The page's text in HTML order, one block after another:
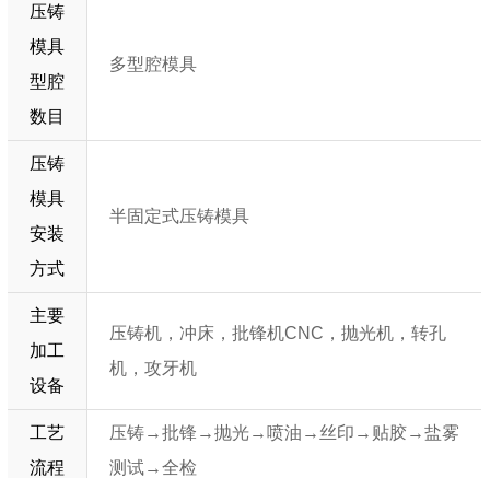
压铸
模具
型腔
数目
多型腔模具
压铸
模具
安装
方式
半固定式压铸模具
主要
加工
设备
压铸机，冲床，批锋机CNC，抛光机，转孔
机，攻牙机
工艺
流程
压铸→批锋→抛光→喷油→丝印→贴胶→盐雾
测试→全检